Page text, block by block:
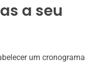
a seu
um cronograma